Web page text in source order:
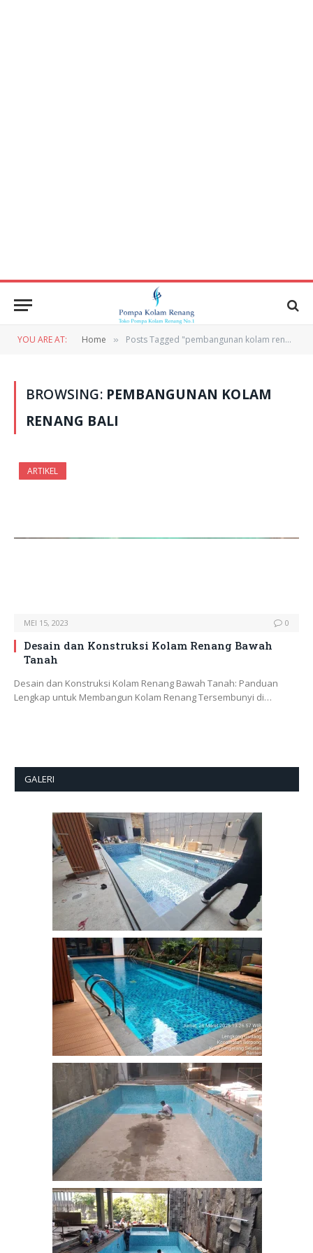
YOU ARE AT: Home » Posts Tagged "pembangunan kolam renang bali"
BROWSING: PEMBANGUNAN KOLAM
RENANG BALI
ARTIKEL
MEI 15, 2023 0
Desain dan Konstruksi Kolam Renang Bawah
Tanah
Desain dan Konstruksi Kolam Renang Bawah Tanah: Panduan
Lengkap untuk Membangun Kolam Renang Tersembunyi di…
GALERI